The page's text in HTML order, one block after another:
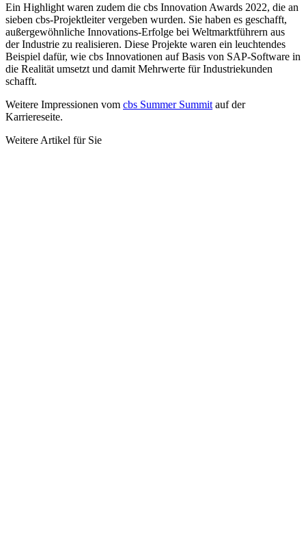
Ein Highlight waren zudem die cbs Innovation Awards 2022, die an
sieben cbs-Projektleiter vergeben wurden. Sie haben es geschafft,
außergewöhnliche Innovations-Erfolge bei Weltmarktführern aus
der Industrie zu realisieren. Diese Projekte waren ein leuchtendes
Beispiel dafür, wie cbs Innovationen auf Basis von SAP-Software in
die Realität umsetzt und damit Mehrwerte für Industriekunden
schafft.
Weitere Impressionen vom cbs Summer Summit auf der
Karriereseite.
Weitere Artikel für Sie